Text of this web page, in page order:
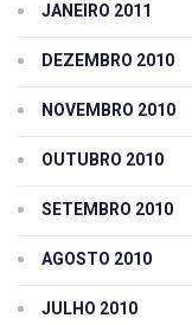
JANEIRO 2011
DEZEMBRO 2010
NOVEMBRO 2010
OUTUBRO 2010
SETEMBRO 2010
AGOSTO 2010
JULHO 2010